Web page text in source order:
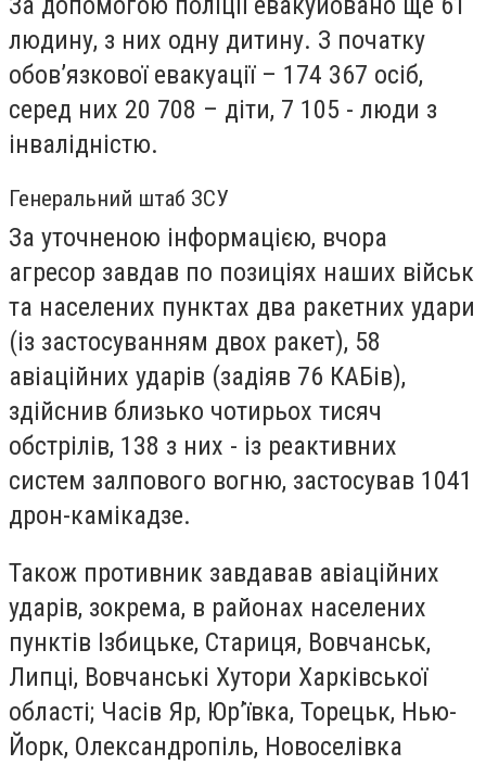
людину, з них одну дитину. З початку
обов’язкової евакуації – 174 367 осіб,
серед них 20 708 – діти, 7 105 - люди з
інвалідністю.
Генеральний штаб ЗСУ
За уточненою інформацією, вчора
агресор завдав по позиціях наших військ
та населених пунктах два ракетних удари
(із застосуванням двох ракет), 58
авіаційних ударів (задіяв 76 КАБів),
здійснив близько чотирьох тисяч
обстрілів, 138 з них - із реактивних
систем залпового вогню, застосував 1041
дрон-камікадзе.
Також противник завдавав авіаційних
ударів, зокрема, в районах населених
пунктів Ізбицьке, Стариця, Вовчанськ,
Липці, Вовчанські Хутори Харківської
області; Часів Яр, Юр’ївка, Торецьк, Нью-
Йорк, Олександропіль, Новоселівка